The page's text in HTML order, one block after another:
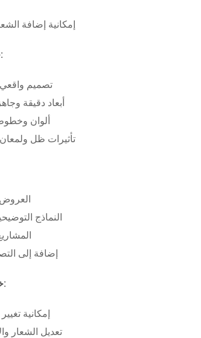
إمكانية إضافة
جودة فوتولوك عالية:
تصميم واقعي
أبعاد دقيقة
ألوان
تأثيرات ظل ولمعان
العروض
النماذج
إضافة إلى
خيارات تخصيص مرنة:
إمكانية
تعديل الشعار